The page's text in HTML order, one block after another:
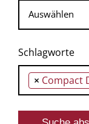
Schlagworte
× Compact